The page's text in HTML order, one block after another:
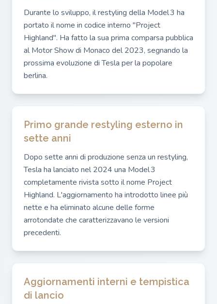
Durante lo sviluppo, il restyling della Model 3 ha
portato il nome in codice interno "Project
Highland". Ha fatto la sua prima comparsa pubblica
al Motor Show di Monaco del 2023, segnando la
prossima evoluzione di Tesla per la popolare
berlina.
Primo grande restyling esterno in
sette anni
Dopo sette anni di produzione senza un restyling,
Tesla ha lanciato nel 2024 una Model 3
completamente rivista sotto il nome Project
Highland. L'aggiornamento ha introdotto linee più
nette e ha eliminato alcune delle forme
arrotondate che caratterizzavano le versioni
precedenti.
Aggiornamenti interni e tempistica
di lancio